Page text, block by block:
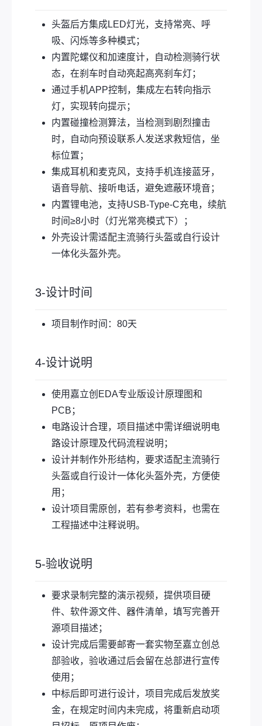
头盔后方集成LED灯光，支持常亮、呼
吸、闪烁等多种模式；
内置陀螺仪和加速度计，自动检测骑行状
态，在刹车时自动亮起高亮刹车灯；
通过手机APP控制，集成左右转向指示
灯，实现转向提示；
内置碰撞检测算法，当检测到剧烈撞击
时，自动向预设联系人发送求救短信，坐
标位置；
集成耳机和麦克风，支持手机连接蓝牙，
语音导航、接听电话，避免遮蔽环境音；
内置锂电池，支持USB-Type-C充电，续航
时间≥8小时（灯光常亮模式下）；
外壳设计需适配主流骑行头盔或自行设计
一体化头盔外壳。
3-设计时间
项目制作时间：80天
4-设计说明
使用嘉立创EDA专业版设计原理图和
PCB；
电路设计合理，项目描述中需详细说明电
路设计原理及代码流程说明；
设计并制作外形结构，要求适配主流骑行
头盔或自行设计一体化头盔外壳，方便使
用；
设计项目需原创，若有参考资料，也需在
工程描述中注释说明。
5-验收说明
要求录制完整的演示视频，提供项目硬
件、软件源文件、器件清单，填写完善开
源项目描述；
设计完成后需要邮寄一套实物至嘉立创总
部验收，验收通过后会留在总部进行宣传
使用；
中标后即可进行设计，项目完成后发放奖
金，在规定时间内未完成，将重新启动项